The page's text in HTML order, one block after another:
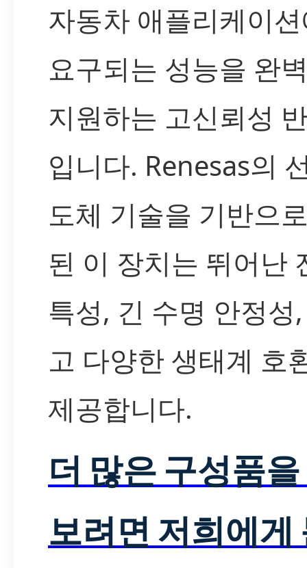
자동차 애플리케이
요구되는 성능을 완
지원하는 고신뢰성
입니다. Renesas의
도체 기술을 기반으
된 이 장치는 뛰어난
특성, 긴 수명 안정성
고 다양한 생태계 호
제공합니다.
더 많은 구성품
보려면 저희에게